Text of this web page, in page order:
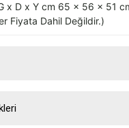
x D x Y cm 65 x 56 x 51
Fiyata Dahil Değildir.)